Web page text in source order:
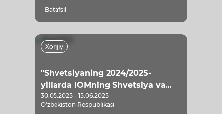
Batafsil
Xorijiy
"Shvetsiyaning 2024/2025-
yillarda IOMning Shvetsiya va
Yevropa Ittifoqiga noqonuniy
migratsiyaning oldini olish
30.05.2025 - 15.06.2025
O'zbekiston Respublikasi